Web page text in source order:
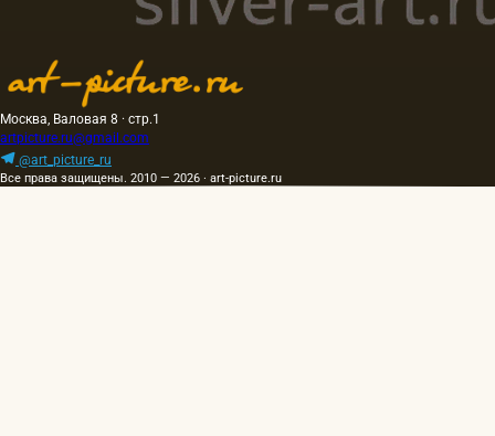
Москва, Валовая 8 · стр.1
artpicture.ru@gmail.com
@art_picture_ru
Все права защищены. 2010 — 2026 · art-picture.ru